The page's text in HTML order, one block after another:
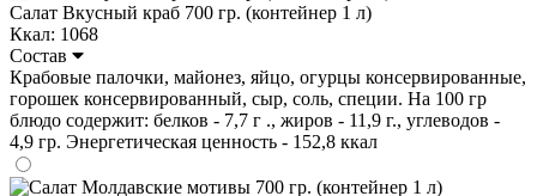
Салат Вкусный краб 700 гр. (контейнер 1 л)
Ккал: 1068
Состав
Крабовые палочки, майонез, яйцо, огурцы консервированные,
горошек консервированный, сыр, соль, специи. На 100 гр
блюдо содержит: белков - 7,7 г ., жиров - 11,9 г., углеводов -
4,9 гр. Энергетическая ценность - 152,8 ккал